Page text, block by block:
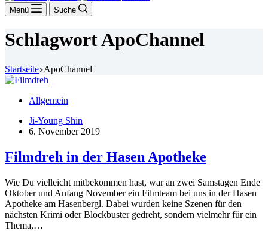
Menü Suche
SchlagwortApoChannel
Startseite ApoChannel
Allgemein
Ji-Young Shin
6. November 2019
Filmdreh in der Hasen Apotheke
Wie Du vielleicht mitbekommen hast, war an zwei Samstagen Ende
Oktober und Anfang November ein Filmteam bei uns in der Hasen
Apotheke am Hasenbergl. Dabei wurden keine Szenen für den
nächsten Krimi oder Blockbuster gedreht, sondern vielmehr für ein
Thema,…